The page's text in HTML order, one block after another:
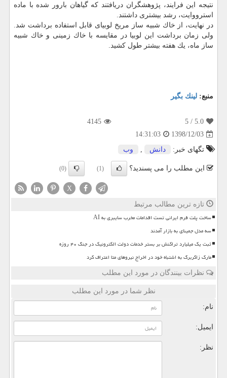
نتیجه این فرایند، پژوهشگران دریافتند كه گیاهان بارور شده با ماده
استرووایت، رشد بیشتری داشتند.
در نهایت، از خاك شبیه ساز مریخ لوبیای قابل استفاده برداشت شد.
ولی زمان برداشت این لوبیا در مقایسه با خاك زمینی و خاك شبیه
ساز ماه، یك هفته بیشتر طول كشید.
منبع: لینك بگیر
5.0
/ 5
4145
1398/12/03
14:31:03
تگهای خبر:
دانش , وب
این مطلب را می پسندید؟ (1)
(0)
X
تازه ترین مطالب مرتبط
ساخت پلت فرم ایرانی تست اقدامات مخرب سایبری به AI
سه مدل جمینای به بازار آمدند
ثبت یک میلیارد تراکنش بر بستر خدمات دولت الکترونیک در جنگ ۴۰ روزه
مارک زاکربرگ به اشتباه خود در اخراج نیروهای متا اعتراف کرد
نظرات بینندگان در مورد این مطلب
نظر شما در مورد این مطلب
نام:
ایمیل:
نظر: